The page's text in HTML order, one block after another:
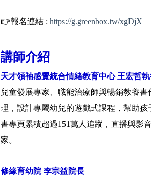
👉報名連結 : https://g.greenbox.tw/xgDjX
講師介紹
天才領袖感覺統合情緒教育中心 王宏哲
兒童發展專家、職能治療師與暢銷教養
理，設計專屬幼兒的遊戲式課程，幫助
書專頁累積超過151萬人追蹤，直播與影
家。
修緣育幼院 李宗益院長